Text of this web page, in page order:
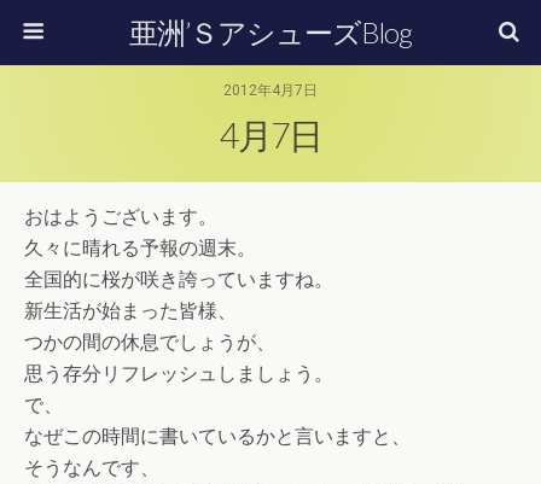
亜洲’ＳアシューズBlog
2012年4月7日
4月7日
おはようございます。
久々に晴れる予報の週末。
全国的に桜が咲き誇っていますね。
新生活が始まった皆様、
つかの間の休息でしょうが、
思う存分リフレッシュしましょう。
で、
なぜこの時間に書いているかと言いますと、
そうなんです、